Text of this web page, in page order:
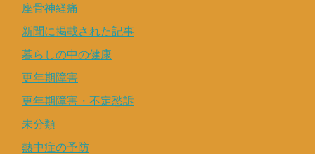
座骨神経痛
新聞に掲載された記事
暮らしの中の健康
更年期障害
更年期障害・不定愁訴
未分類
熱中症の予防